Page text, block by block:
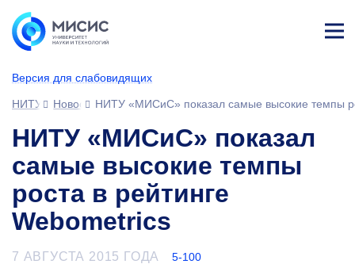
Версия для слабовидящих
ине
НИТУ МИСИС
НовостиНИТУ «МИСиС» показал самые высокие темпы
НИТУ «МИСиС» показал
самые высокие темпы
роста в рейтинге
Webometrics
7 АВГУСТА 2015 ГОДА 5-100